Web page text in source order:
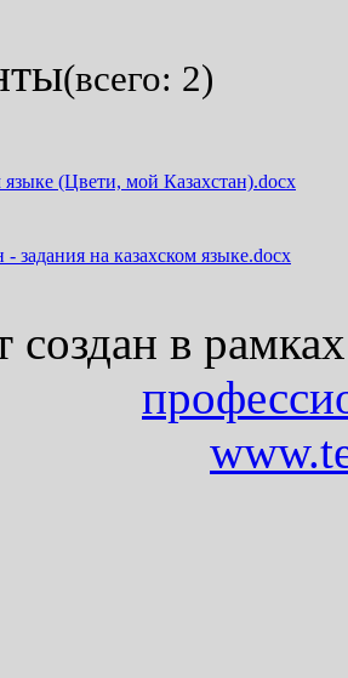
(всего: 2)
языке (Цвети, мой Казахстан).docx
задания на казахском языке.docx
создан в